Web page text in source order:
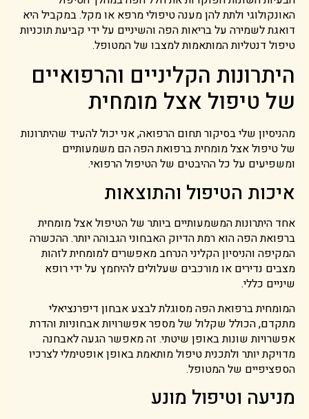
האונקולוגי ולתת להן מענה טיפולי מרפא או מקל. במקביל היא
דואגת לשמירה על בריאות הפה והשיניים על ידי קביעת תוכניות
טיפול דנטליות המותאמות למצבו של המטופל.
היתרונות הקליניים והרפואיים
של טיפול אצל מומחית
מהניסיון שלי בסיקור תחום הרפואה, אני יכול להעיד שהיתרונות
של טיפול אצל מומחית ברפואת הפה הם משמעותיים
ומשפיעים על כל ההיבטים של הטיפול הרפואי.
איכות הטיפול והתוצאות
אחד היתרונות המשמעותיים ביותר של הטיפול אצל מומחית
ברפואת הפה הוא רמת הדיוק האבחוני הגבוהה יותר. ההכשרה
המקיפה והניסיון הקליני הנרחב מאפשרים למומחית לזהות
מצבים נדירים או מורכבים שעלולים להיחמץ על ידי רופא
שיניים כללי.
המומחית ברפואת הפה מסוגלת לבצע אבחון דיפרנציאלי
מתקדם, הכולל שקלול של מספר אפשרויות אבחוניות והדרת
אפשרויות שונות באופן שיטתי. זה מאפשר הגעה לאבחנה
מדויקת יותר ולתכנית טיפול מותאמת באופן אופטימלי לצרכיו
הספציפיים של המטופל.
מניעה וטיפול מונע